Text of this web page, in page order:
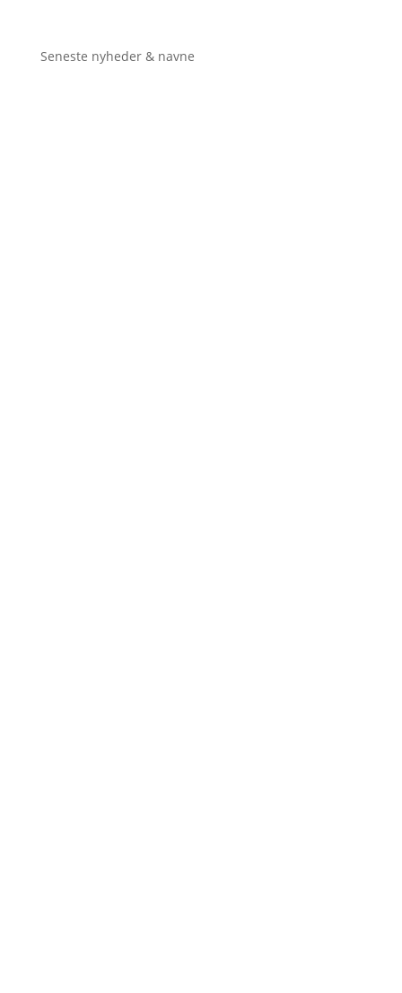
Seneste nyheder & navne